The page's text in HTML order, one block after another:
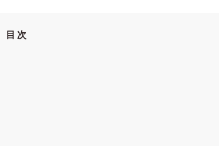
目次